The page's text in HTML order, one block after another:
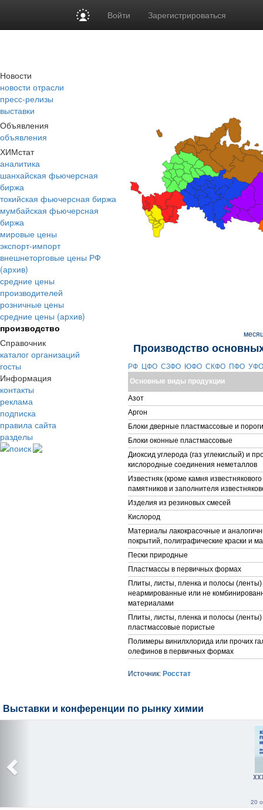
Войти Зарегистрироваться
Новости
новости отрасли
пресс-релизы
выставки
Объявления
объявления
ХИМстат
аналитика
шанхайская фьючерсная
биржа
токийская фьючерсная биржа
мумбайская фьючерсная
биржа
мировые цены
экспорт-импорт
внешнеторговые цены РФ
(архив)
средние цены
производителей
розничные цены
средние цены (архив)
производство
Справочник
каталог организаций
госты
Информация
контакты
реклама
подписка
правила сайта
разделы
поиск
Производство
РФ ЦФО СЗФО ЮФО СКФО ПФО
Основные виды продукции
Азот
Аргон
Блоки дверные пластмассовые и
Блоки оконные пластмассовые
Диоксид углерода (газ углекислый) и
кислородные соединения неметаллов
Известняк (кроме камня
памятников и заполнителя
Изделия из резиновых смесей
Кислород
Материалы лакокрасочные и
покрытий, полиграфические краски и
Пески природные
Пластмассы в первичных формах
Плиты, листы, пленка и полосы
неармированные или не
материалами
Плиты, листы, пленка и полосы
пластмассовые пористые
Полимеры винилхлорида или прочих
олефинов в первичных формах
Источник: Росстат
Выставки и конференции по рынку химии
20